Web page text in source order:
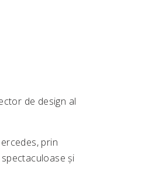
de design al
prin
și